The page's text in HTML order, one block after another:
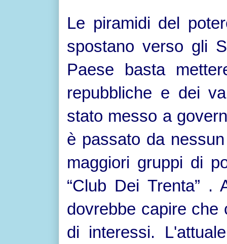
Le piramidi del
spostano verso gli
Paese basta
repubbliche e dei
stato messo a
è passato da
maggiori gruppi di
“Club Dei Trenta” .
dovrebbe capire che
di interessi.